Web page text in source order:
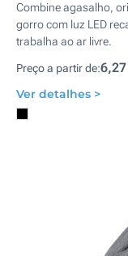
Combine agasalho,
gorro com luz LED
trabalha ao ar livre.
Preço a partir de:6,27
Ver detalhes >